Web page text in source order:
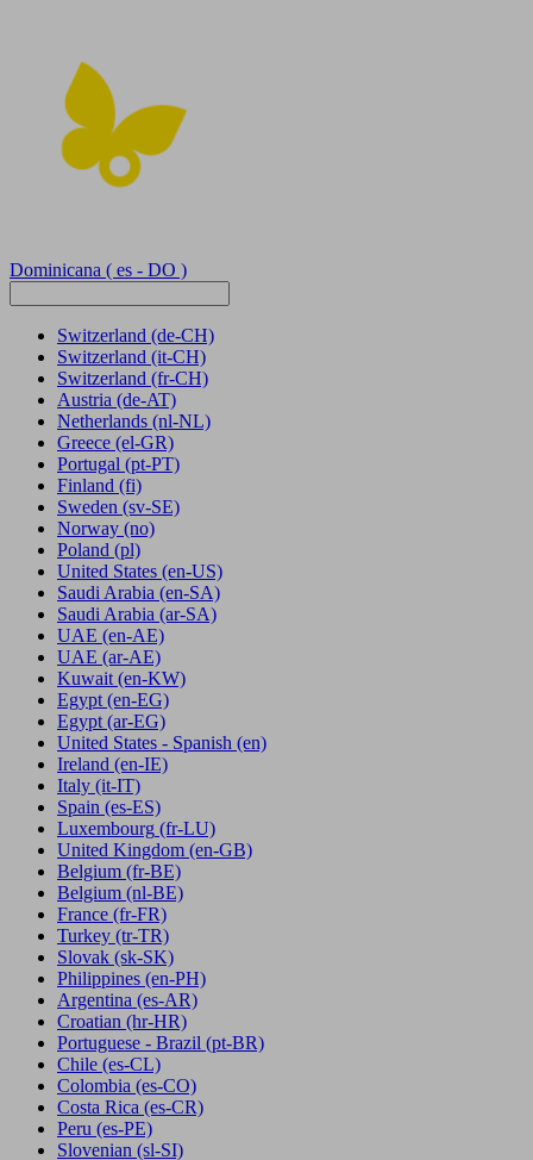
Dominicana ( es - DO )
Switzerland (de-CH)
Switzerland (it-CH)
Switzerland (fr-CH)
Austria (de-AT)
Netherlands (nl-NL)
Greece (el-GR)
Portugal (pt-PT)
Finland (fi)
Sweden (sv-SE)
Norway (no)
Poland (pl)
United States (en-US)
Saudi Arabia (en-SA)
Saudi Arabia (ar-SA)
UAE (en-AE)
UAE (ar-AE)
Kuwait (en-KW)
Egypt (en-EG)
Egypt (ar-EG)
United States - Spanish (en)
Ireland (en-IE)
Italy (it-IT)
Spain (es-ES)
Luxembourg (fr-LU)
United Kingdom (en-GB)
Belgium (fr-BE)
Belgium (nl-BE)
France (fr-FR)
Turkey (tr-TR)
Slovak (sk-SK)
Philippines (en-PH)
Argentina (es-AR)
Croatian (hr-HR)
Portuguese - Brazil (pt-BR)
Chile (es-CL)
Colombia (es-CO)
Costa Rica (es-CR)
Peru (es-PE)
Slovenian (sl-SI)